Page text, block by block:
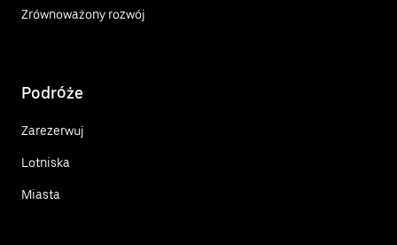
Zrównoważony rozwój
Podróże
Zarezerwuj
Lotniska
Miasta